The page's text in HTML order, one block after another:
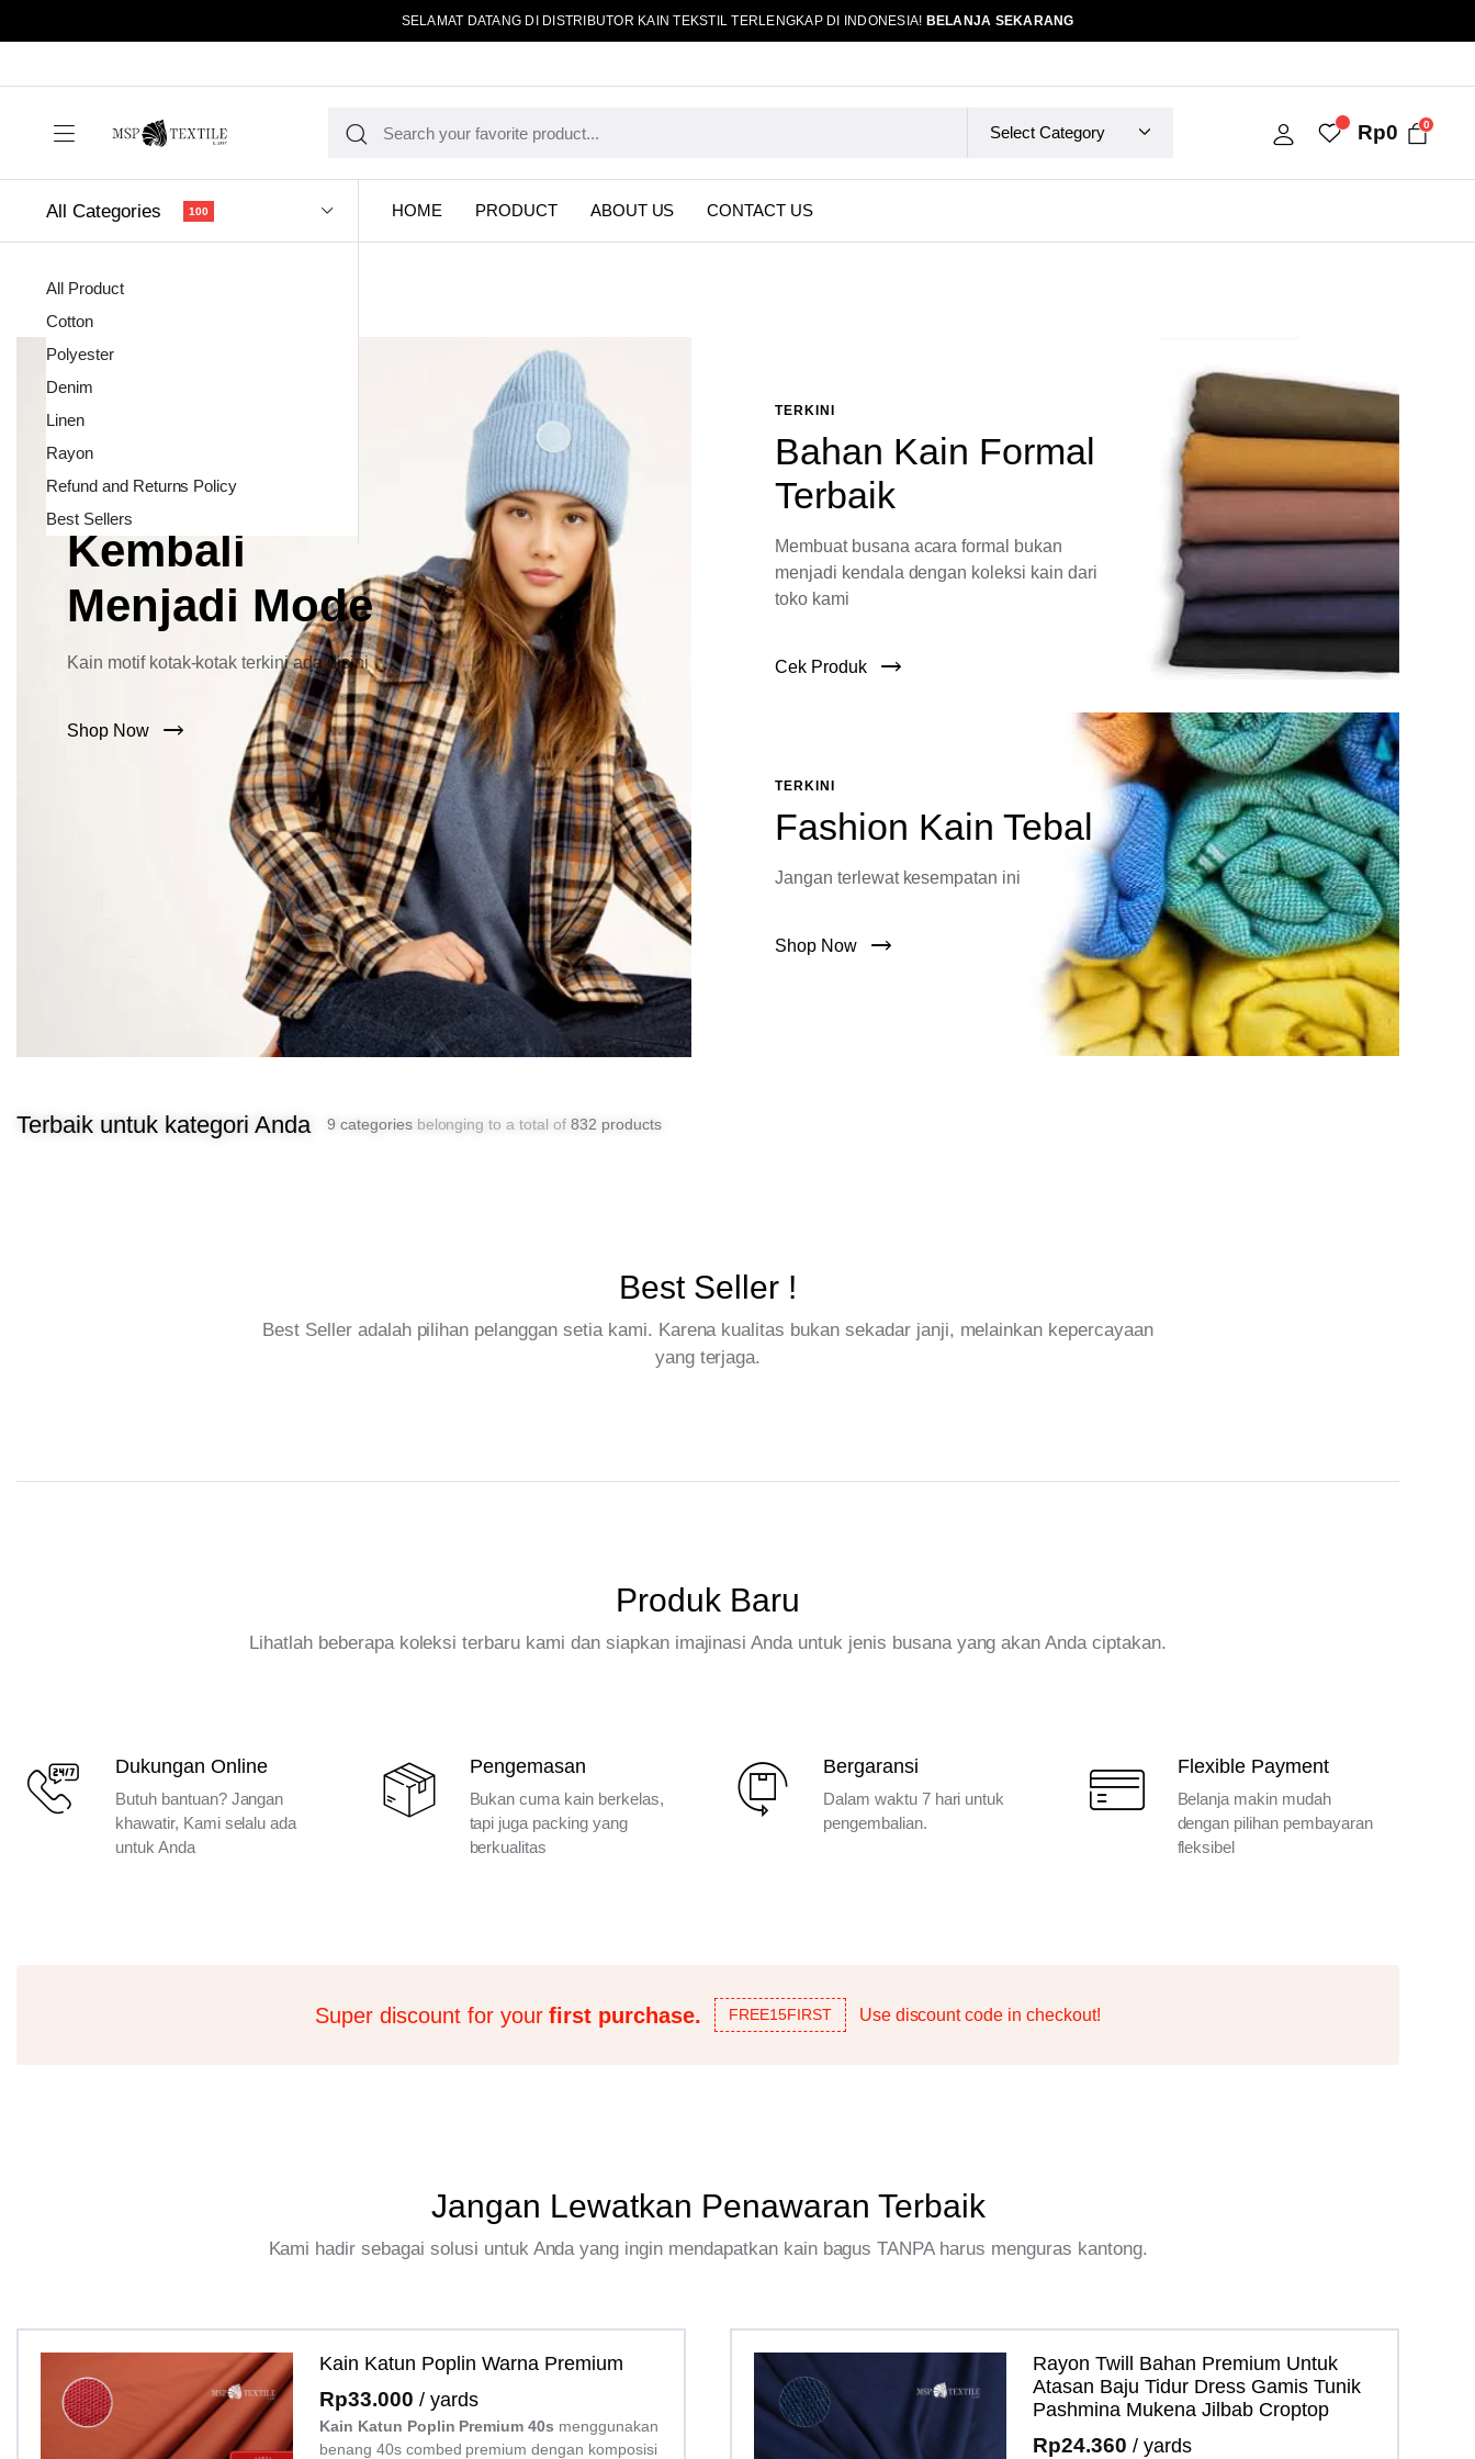
SELAMAT DATANG DI DISTRIBUTOR KAIN TEKSTIL TERLENGKAP DI INDONESIA! BELANJA SEKARANG
Rp0 0
All Categories 100
All Product
Cotton
Polyester
Denim
Linen
Rayon
Refund and Returns Policy
Best Sellers
HOME PRODUCT ABOUT US CONTACT US
Kain Pola
Lebar Kini
Kembali
Menjadi Mode
Kain motif kotak-kotak terkini ada disini
Shop Now
TERKINI
Bahan Kain Formal
Terbaik
Membuat busana acara formal bukan
menjadi kendala dengan koleksi kain dari
toko kami
Cek Produk
TERKINI
Fashion Kain Tebal
Jangan terlewat kesempatan ini
Shop Now
Terbaik untuk kategori Anda 9 categoriesbelonging to a total of 832 products
Best Seller !
Best Seller adalah pilihan pelanggan setia kami. Karena kualitas bukan sekadar janji, melainkan kepercayaan
yang terjaga.
Produk Baru
Lihatlah beberapa koleksi terbaru kami dan siapkan imajinasi Anda untuk jenis busana yang akan Anda ciptakan.
Dukungan Online
Butuh bantuan? Jangan
khawatir, Kami selalu ada
untuk Anda
Pengemasan
Bukan cuma kain berkelas,
tapi juga packing yang
berkualitas
Bergaransi
Dalam waktu 7 hari untuk
pengembalian.
Flexible Payment
Belanja makin mudah
dengan pilihan pembayaran
fleksibel
Super discount for yourfirst purchase. FREE15FIRST Use discount code in checkout!
Jangan Lewatkan Penawaran Terbaik
Kami hadir sebagai solusi untuk Anda yang ingin mendapatkan kain bagus TANPA harus menguras kantong.
Kain Katun Poplin Warna Premium
Rp33.000 / yards
Kain Katun Poplin Premium 40s menggunakan
benang 40s combed premium dengan komposisi
Rayon Twill Bahan Premium Untuk
Atasan Baju Tidur Dress Gamis Tunik
Pashmina Mukena Jilbab Croptop
Rp24.360 / yards